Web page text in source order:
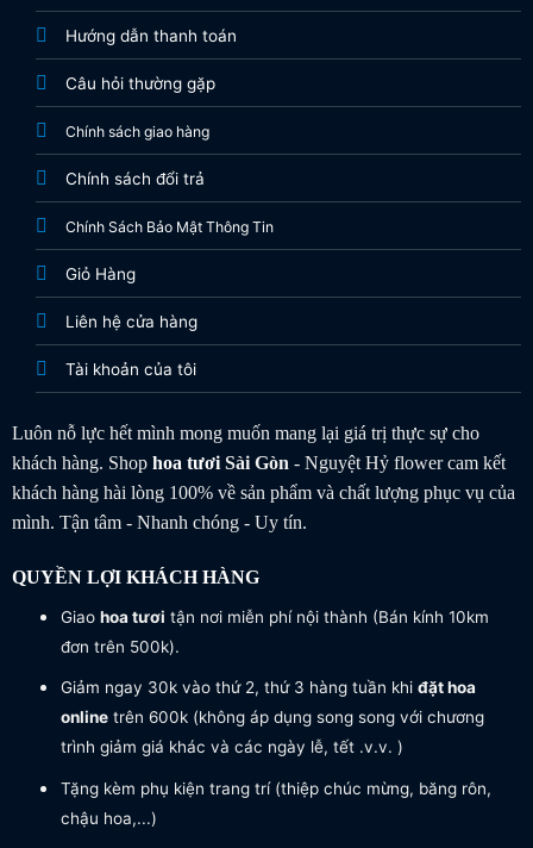
Hướng dẫn thanh toán
Câu hỏi thường gặp
Chính sách giao hàng
Chính sách đổi trả
Chính Sách Bảo Mật Thông Tin
Giỏ Hàng
Liên hệ cửa hàng
Tài khoản của tôi
Luôn nỗ lực hết mình mong muốn mang lại giá trị thực sự cho
khách hàng. Shop hoa tươiSài Gòn - Nguyệt Hỷ flower cam kết
khách hàng hài lòng 100% về sản phẩm và chất lượng phục vụ của
mình. Tận tâm - Nhanh chóng - Uy tín.
QUYỀN LỢI KHÁCH HÀNG
Giao hoa tươi tận nơi miễn phí nội thành (Bán kính 10km
đơn trên 500k).
Giảm ngay 30k vào thứ 2, thứ 3 hàng tuần khi đặt hoa
onlinetrên 600k (không áp dụng song song với chương
trình giảm giá khác và các ngày lễ, tết .v.v. )
Tặng kèm phụ kiện trang trí (thiệp chúc mừng, băng rôn,
chậu hoa,...)